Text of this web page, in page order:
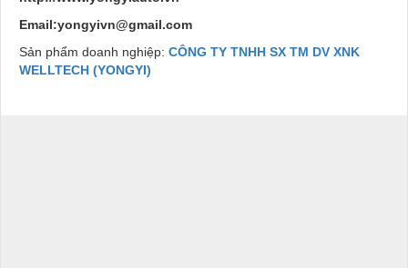
Email:yongyivn@gmail.com
Sản phẩm doanh nghiệp: CÔNG TY TNHH SX TM DV XNK
WELLTECH (YONGYI)